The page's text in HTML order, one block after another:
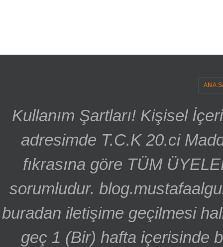
ANA
Kullanım Şartları! Kişisel
adresimde T.C.K 20.ci
fıkrasına göre TÜM
sorumludur.
buradan iletişime geçilmesi
geç 1 (Bir) hafta içerisinde